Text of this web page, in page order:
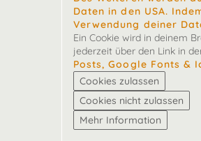
Daten in den USA.
Verwendung deiner
Ein Cookie wird in deinem
jederzeit über den Link in
Posts, Google Fonts &